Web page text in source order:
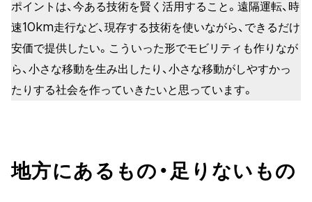
ポイントは、今ある技術を賢く活用すること。遠隔運転、時
速10km走行など、現存する技術を使いながら、できるだけ
安価で提供したい。こういった形でモビリティも作りなが
ら、小さな移動を生み出したり、小さな移動がしやすかっ
たりする社会を作っていきたいと思っています。
地方にあるもの・足りないもの